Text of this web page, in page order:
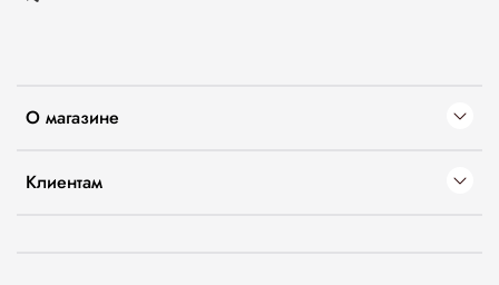
О магазине
Клиентам